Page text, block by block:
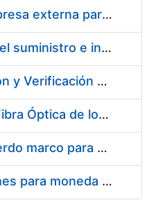
Servicios de una empresa externa para el asesoramiento y resolución de los recursos de alzada que se presentan relacionados con procesos de selección para la FNMT-RCM
Acuerdo marco para el suministro e instalación de persianas, estores y otros complementos
Servicio de Calibración y Verificación Externa de los Equipos de Medición del Servicio de Prevención de la FNMT-RCM
Conexión mediante Fibra Óptica de los Centros de Proceso de Datos (CPDs) de las sedes de la FNMT-RCM de Burgos y Madrid
Contratación de acuerdo marco para el Suministro de Material de Electricidad para la Fábrica Nacional de Moneda y Timbre-Real Casa de la Moneda en su centro de trabajo de Burgos
Suministro de estuches para moneda de 30 €